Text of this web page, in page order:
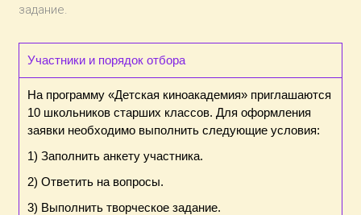
задание.
Участники и порядок отбора
На программу «Детская киноакадемия» приглашаются
10 школьников старших классов. Для оформления
заявки необходимо выполнить следующие условия:
1) Заполнить анкету участника.
2) Ответить на вопросы.
3) Выполнить творческое задание.